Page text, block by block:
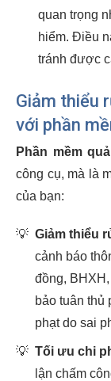
quan trọng
hiểm. Điều
tránh được
Giảm thiểu
với phần
Phần mềm
công cụ, mà là
của bạn:
💡 Giảm thiểu
cảnh báo
đồng,
bảo tuân thủ
phạt do sai
💡 Tối ưu chi
lận chấm